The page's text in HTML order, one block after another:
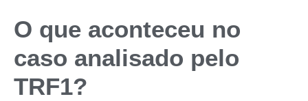
O que aconteceu no
caso analisado pelo
TRF1?